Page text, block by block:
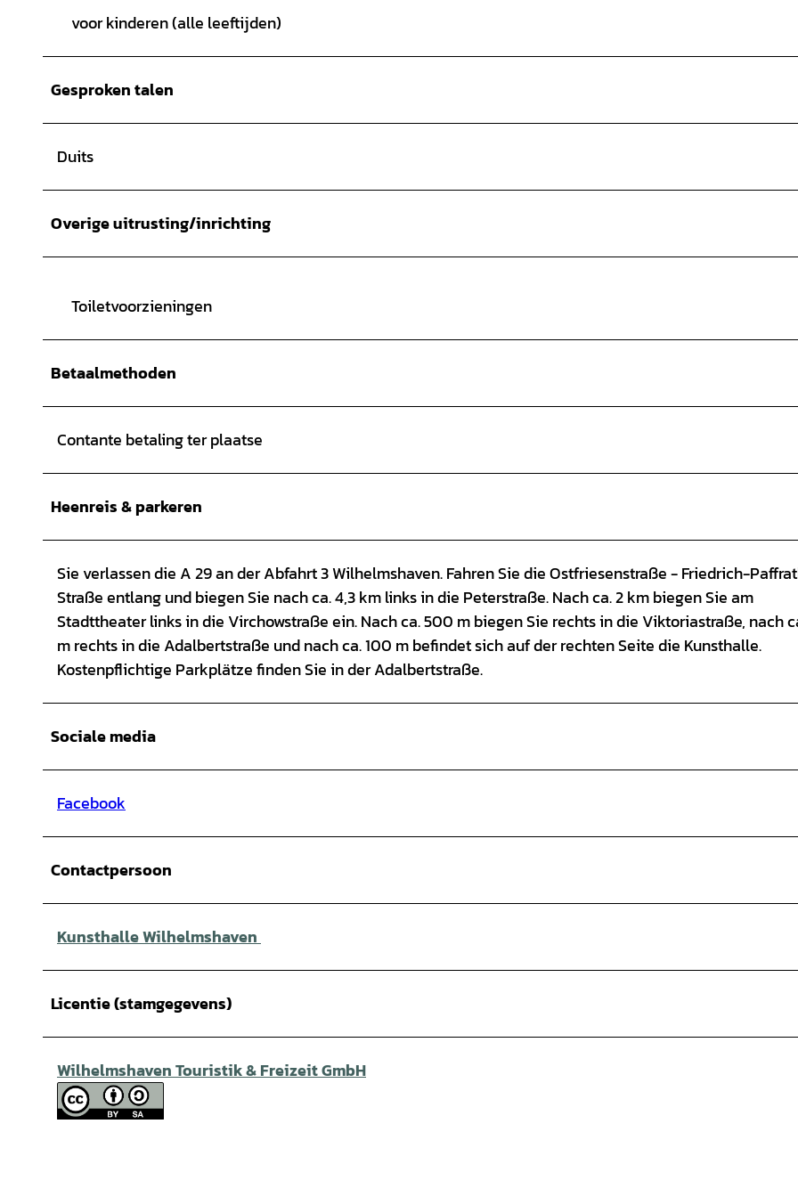
voor kinderen (alle leeftijden)
Gesproken talen
Duits
Overige uitrusting/inrichting
Toiletvoorzieningen
Betaalmethoden
Contante betaling ter plaatse
Heenreis & parkeren
Sie verlassen die A 29 an der Abfahrt 3 Wilhelmshaven. Fahren Sie die Ostfriesenstraße - Friedrich-
Straße entlang und biegen Sie nach ca. 4,3 km links in die Peterstraße. Nach ca. 2 km biegen Sie am
Stadttheater links in die Virchowstraße ein. Nach ca. 500 m biegen Sie rechts in die Viktoriastraße, nach
m rechts in die Adalbertstraße und nach ca. 100 m befindet sich auf der rechten Seite die Kunsthalle.
Kostenpflichtige Parkplätze finden Sie in der Adalbertstraße.
Sociale media
Facebook
Contactpersoon
Kunsthalle Wilhelmshaven
Licentie (stamgegevens)
Wilhelmshaven Touristik & Freizeit GmbH